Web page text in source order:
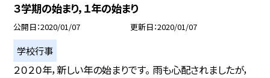
３学期の始まり，１年の始まり
公開日 2020/01/07 更新日 2020/01/07
学校行事
２０２０年，新しい年の始まりです。 雨も心配されましたが，